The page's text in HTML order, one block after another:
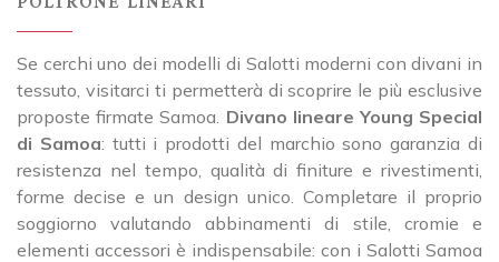
Se cerchi uno dei modelli di Salotti moderni con divani in
tessuto, visitarci ti permetterà di scoprire le più esclusive
proposte firmate Samoa. Divano lineare Young Special
di Samoa: tutti i prodotti del marchio sono garanzia di
resistenza nel tempo, qualità di finiture e rivestimenti,
forme decise e un design unico. Completare il proprio
soggiorno valutando abbinamenti di stile, cromie e
elementi accessori è indispensabile: con i Salotti Samoa